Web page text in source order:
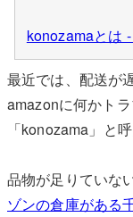
konozamaとは
最近では、配送が
amazonに何かト
「konozama」と
品物が足りていな
ゾンの倉庫がある